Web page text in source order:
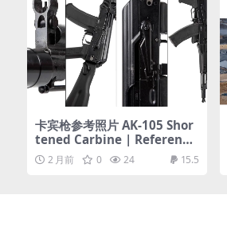
卡宾枪参考照片 AK-105 Shor
tened Carbine | Reference
Pack
2 月前 0 24 15.5